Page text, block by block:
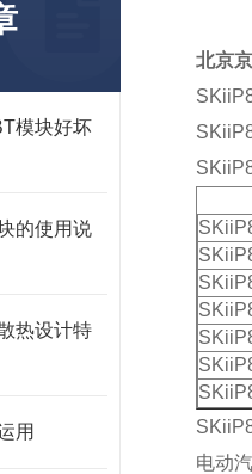
模块好坏
的使用说
热设计特
用
北京
电动